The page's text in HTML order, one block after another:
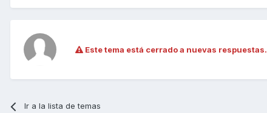
Este tema está cerrado a nuevas respuestas.
Ir a la lista de temas